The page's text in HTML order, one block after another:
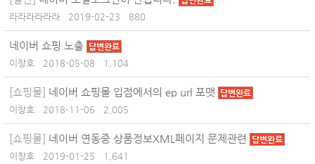
라라라라라라 2019-02-23 880
네이버 쇼핑 노출 답변완료
이창호 2018-05-08 1,104
[쇼핑몰] 네이버 쇼핑몰 입점에서의 ep url 포맷 답변완료
이창호 2018-11-06 2,005
[쇼핑몰] 네이버 연동중 상품정보XML페이지 문제관련 답변완료
이창호 2019-01-25 1,641